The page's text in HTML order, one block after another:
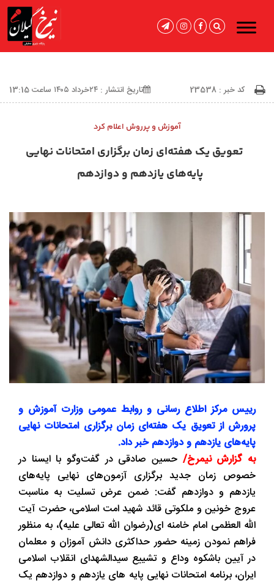
کد خبر : 23538 تاریخ انتشار : ۲۴خرداد ۱۴۰۵ ساعت 13:15
آموزش و پرروش اعلام کرد
تعویق یک هفته‌ای زمان برگزاری امتحانات نهایی
پایه‌های یازدهم و دوازدهم
رییس مرکز اطلاع رسانی و روابط عمومی وزارت آموزش و
پرورش از تعویق یک هفته‌ای زمان برگزاری امتحانات نهایی
پایه‌های یازدهم و دوازدهم خبر داد.
به گزارش نیمرخ/ حسین صادقی در گفت‌وگو با ایسنا در
خصوص زمان جدید برگزاری آزمون‌های نهایی پایه‌های
یازدهم و دوازدهم گفت: ضمن عرض تسلیت به مناسبت
عروج خونین و ملکوتی قائد شهید امت اسلامی، حضرت آیت
الله العظمی امام خامنه ای(رضوان الله تعالی علیه)، به منظور
فراهم نمودن زمینه حضور حداکثری دانش آموزان و معلمان
در آیین باشکوه وداع و تشییع سیدالشهدای انقلاب اسلامی
ایران، برنامه امتحانات نهایی پایه های یازدهم و دوازدهم یک